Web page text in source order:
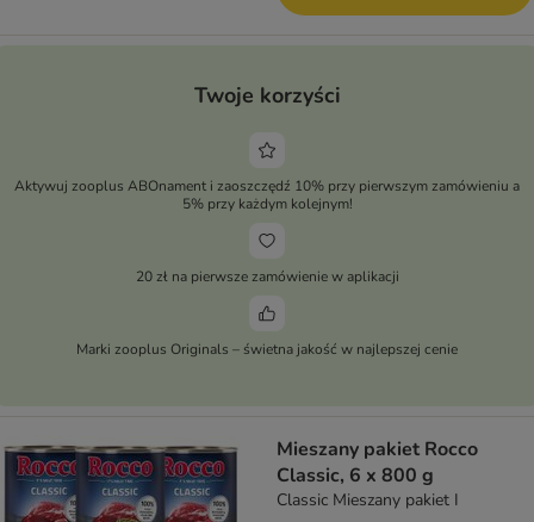
Twoje korzyści
Aktywuj zooplus ABOnament i zaoszczędź 10% przy pierwszym zamówieniu a
5% przy każdym kolejnym!
20 zł na pierwsze zamówienie w aplikacji
Marki zooplus Originals – świetna jakość w najlepszej cenie
Mieszany pakiet Rocco
Classic, 6 x 800 g
Classic Mieszany pakiet I